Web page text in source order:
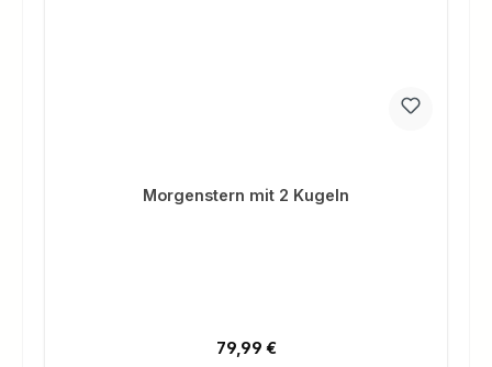
Morgenstern mit 2 Kugeln
Regulärer Preis:
79,99 €